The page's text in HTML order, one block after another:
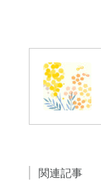
関連記事